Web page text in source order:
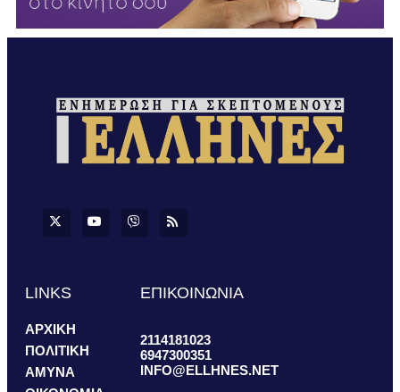
LINKS
ΑΡΧΙΚΗ
ΠΟΛΙΤΙΚΗ
ΑΜΥΝΑ
ΕΠΙΚΟΙΝΩΝΙΑ
2114181023
6947300351
INFO@ELLHNES.NET